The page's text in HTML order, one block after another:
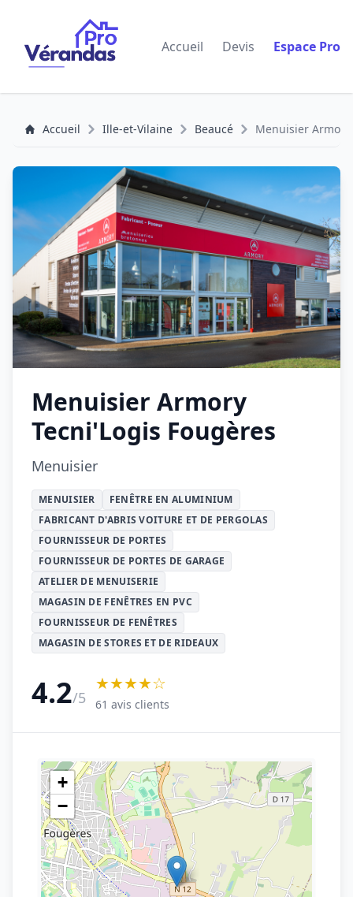
Accueil Devis Espace Pro
Accueil Ille-et-Vilaine Beaucé Menuisier Armory
Menuisier Armory
Tecni'Logis Fougères
Menuisier
MENUISIER
FENÊTRE EN ALUMINIUM
FABRICANT D'ABRIS VOITURE ET DE PERGOLAS
FOURNISSEUR DE PORTES
FOURNISSEUR DE PORTES DE GARAGE
ATELIER DE MENUISERIE
MAGASIN DE FENÊTRES EN PVC
FOURNISSEUR DE FENÊTRES
MAGASIN DE STORES ET DE RIDEAUX
4.2/5
★★★★☆
61 avis clients
+
−